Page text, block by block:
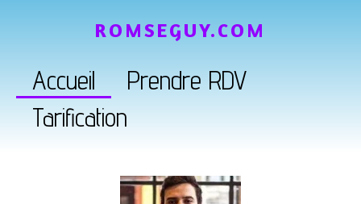
Accueil
Prendre RDV
Tarification
ROMSEGUY.COM